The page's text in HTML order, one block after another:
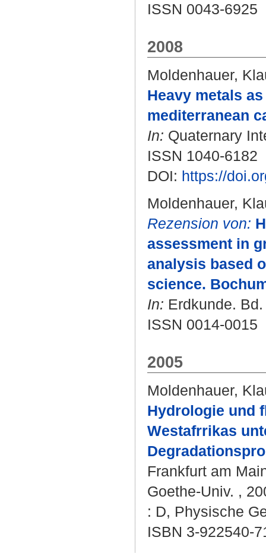
ISSN 0043-6925
2008
Moldenhauer,
Heavy metals
mediterranean
In: Quaternary
ISSN 1040-6182
DOI: https://
Moldenhauer,
Rezension von:
assessment in
analysis based
science.
In: Erdkunde.
ISSN 0014-0015
2005
Moldenhauer,
Hydrologie und
Westafrrikas
Frankfurt am
Goethe-Univ. ,
: D, Physische
ISBN 3-922540-